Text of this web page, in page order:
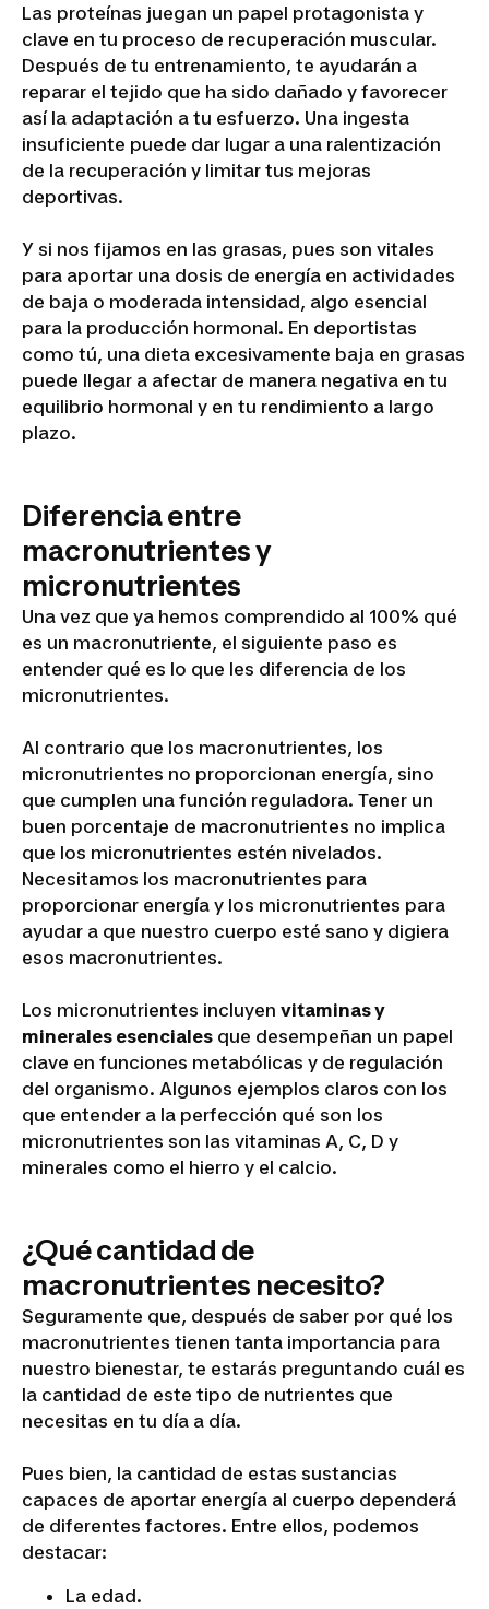
Las proteínas juegan un papel protagonista y
clave en tu proceso de recuperación muscular.
Después de tu entrenamiento, te ayudarán a
reparar el tejido que ha sido dañado y favorecer
así la adaptación a tu esfuerzo. Una ingesta
insuficiente puede dar lugar a una ralentización
de la recuperación y limitar tus mejoras
deportivas.
Y si nos fijamos en las grasas, pues son vitales
para aportar una dosis de energía en actividades
de baja o moderada intensidad, algo esencial
para la producción hormonal. En deportistas
como tú, una dieta excesivamente baja en grasas
puede llegar a afectar de manera negativa en tu
equilibrio hormonal y en tu rendimiento a largo
plazo.
Diferencia entre
macronutrientes y
micronutrientes
Una vez que ya hemos comprendido al 100% qué
es un macronutriente, el siguiente paso es
entender qué es lo que les diferencia de los
micronutrientes.
Al contrario que los macronutrientes, los
micronutrientes no proporcionan energía, sino
que cumplen una función reguladora. Tener un
buen porcentaje de macronutrientes no implica
que los micronutrientes estén nivelados.
Necesitamos los macronutrientes para
proporcionar energía y los micronutrientes para
ayudar a que nuestro cuerpo esté sano y digiera
esos macronutrientes.
Los micronutrientes incluyen vitaminas y
minerales esenciales que desempeñan un papel
clave en funciones metabólicas y de regulación
del organismo. Algunos ejemplos claros con los
que entender a la perfección qué son los
micronutrientes son las vitaminas A, C, D y
minerales como el hierro y el calcio.
¿Qué cantidad de
macronutrientes necesito?
Seguramente que, después de saber por qué los
macronutrientes tienen tanta importancia para
nuestro bienestar, te estarás preguntando cuál es
la cantidad de este tipo de nutrientes que
necesitas en tu día a día.
Pues bien, la cantidad de estas sustancias
capaces de aportar energía al cuerpo dependerá
de diferentes factores. Entre ellos, podemos
destacar:
La edad.